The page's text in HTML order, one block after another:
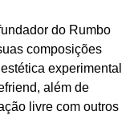
do Rumbo
composições
experimental
além de
livre com outros